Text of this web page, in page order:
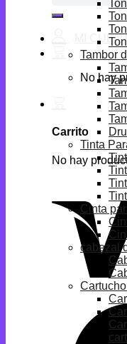
No hay
Carrito
No hay
Tambor
Tinta
Cinta
cabezal